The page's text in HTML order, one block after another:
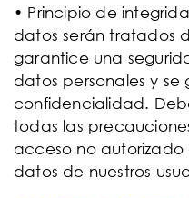
• Principio de
datos serán tratados
garantice una
datos personales y se
confidencialidad.
todas las
acceso no autorizado
datos de nuestros